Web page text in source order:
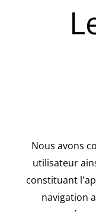
Nous avons
utilisateur
constituant
navigation